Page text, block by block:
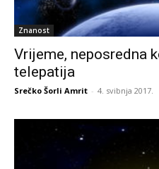
Znanost
Vrijeme, neposredna
telepatija
Srečko Šorli Amrit - 4. svibnja 2017.